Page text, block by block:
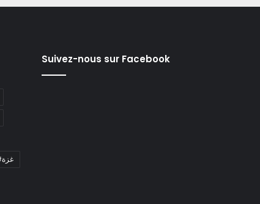
#غزة
Suivez-nous sur Facebook